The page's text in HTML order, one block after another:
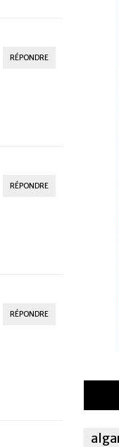
RÉPONDRE
RÉPONDRE
RÉPONDRE